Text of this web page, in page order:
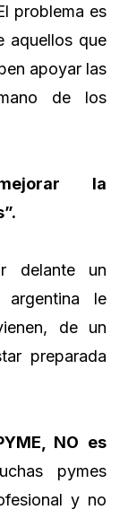
problema es
aquellos que
apoyar las
de los
la
delante un
le
de un
preparada
NO es
pymes
y no